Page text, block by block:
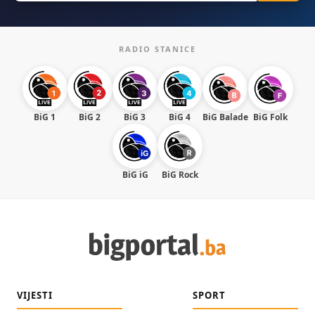
RADIO STANICE
BiG 1 BiG 2 BiG 3 BiG 4 BiG Balade BiG Folk
BiG iG BiG Rock
VIJESTI SPORT